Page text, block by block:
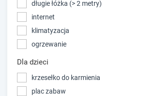
długie łóżka (> 2 metry)
internet
klimatyzacja
ogrzewanie
Dla dzieci
krzesełko do karmienia
plac zabaw